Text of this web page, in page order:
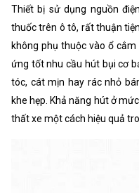
Thiết bị sử dụng nguồn điện
thuốc trên ô tô, rất thuận
không phụ thuộc vào ổ
ứng tốt nhu cầu hút bụi cơ
tóc, cát mịn hay rác nhỏ
khe hẹp. Khả năng hút ở
thất xe một cách hiệu quả